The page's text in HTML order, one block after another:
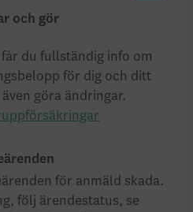
och gör
du fullständig info om
för dig och ditt
göra ändringar.
för anmäld skada.
följ ärende­status, se